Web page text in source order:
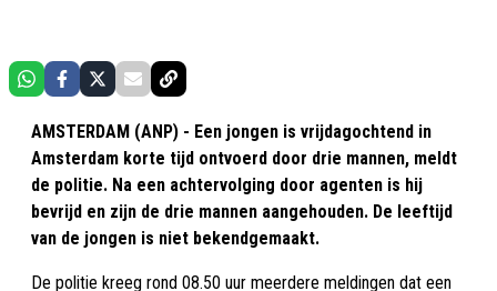
AMSTERDAM (ANP) - Een jongen is vrijdagochtend in
Amsterdam korte tijd ontvoerd door drie mannen, meldt
de politie. Na een achtervolging door agenten is hij
bevrijd en zijn de drie mannen aangehouden. De leeftijd
van de jongen is niet bekendgemaakt.
De politie kreeg rond 08.50 uur meerdere meldingen dat een